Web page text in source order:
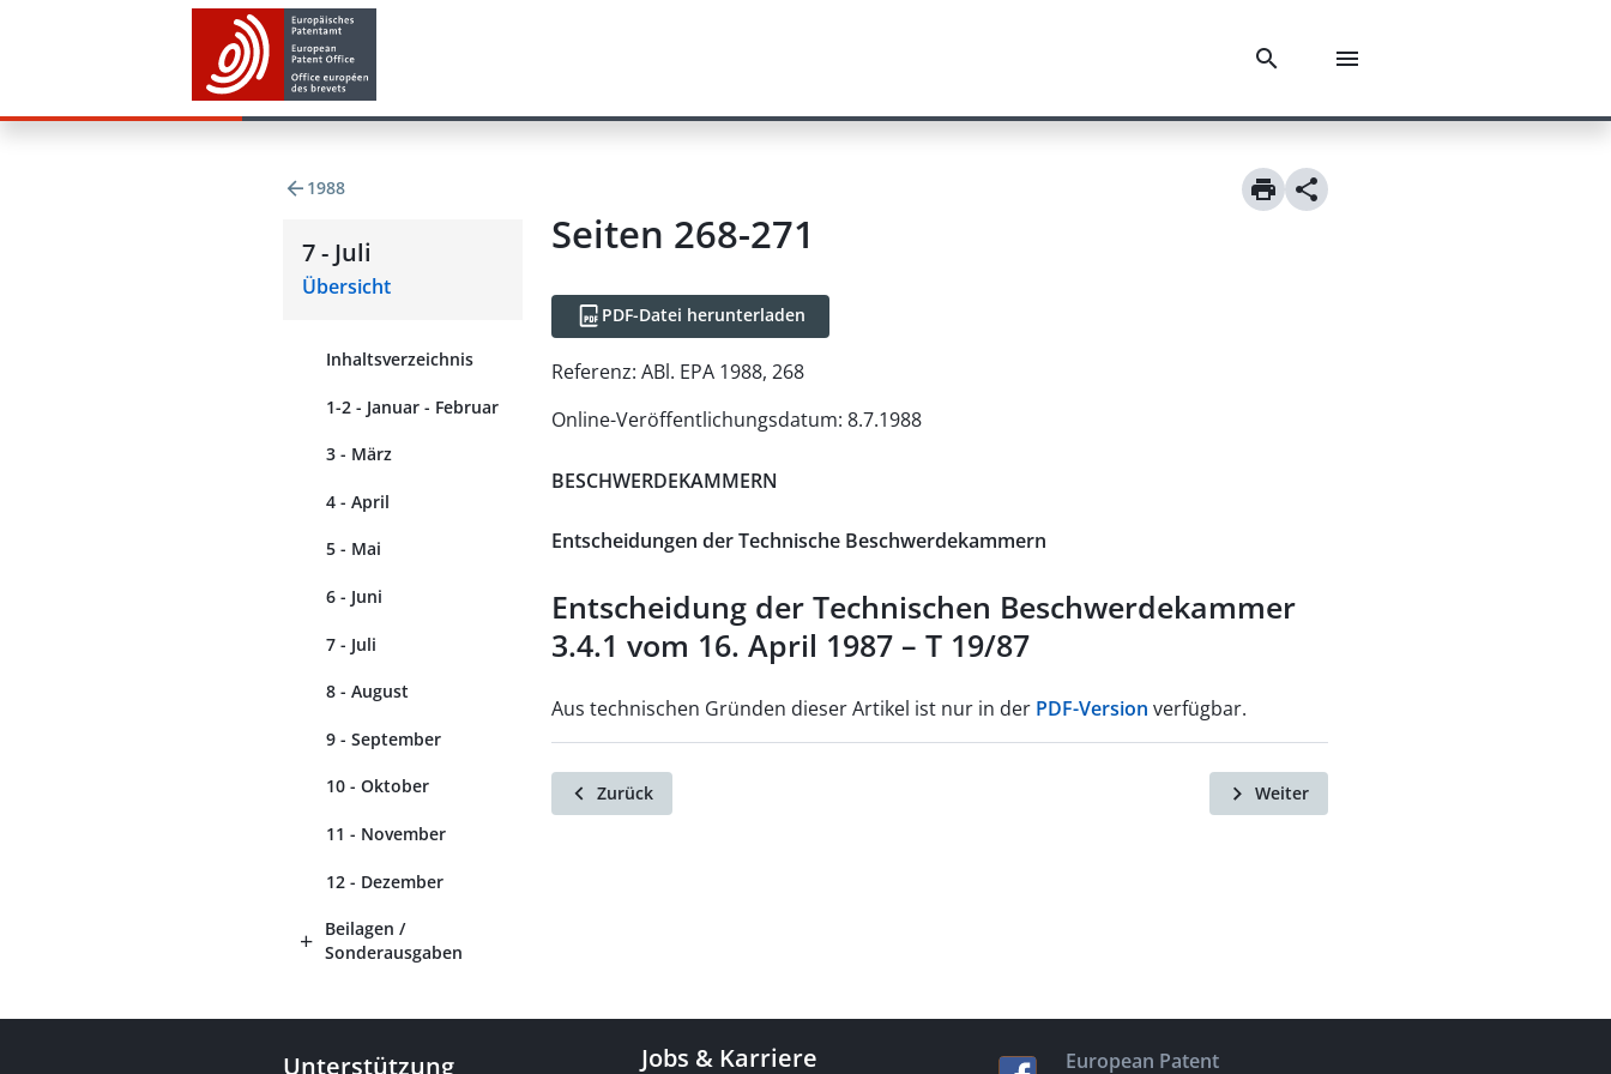
1988
7 - Juli
Übersicht
Inhaltsverzeichnis
1-2 - Januar - Februar
3 - März
4 - April
5 - Mai
6 - Juni
7 - Juli
8 - August
9 - September
10 - Oktober
11 - November
12 - Dezember
Beilagen /
Sonderausgaben
Seiten 268-271
PDF-Datei herunterladen
Referenz: ABl. EPA 1988, 268
Online-Veröffentlichungsdatum: 8.7.1988
BESCHWERDEKAMMERN
Entscheidungen der Technische Beschwerdekammern
Entscheidung der Technischen Beschwerdekammer
3.4.1 vom 16. April 1987 – T 19/87
Aus technischen Gründen dieser Artikel ist nur in der PDF-Version verfügbar.
Zurück Weiter
Unterstützung Jobs & Karriere European Patent